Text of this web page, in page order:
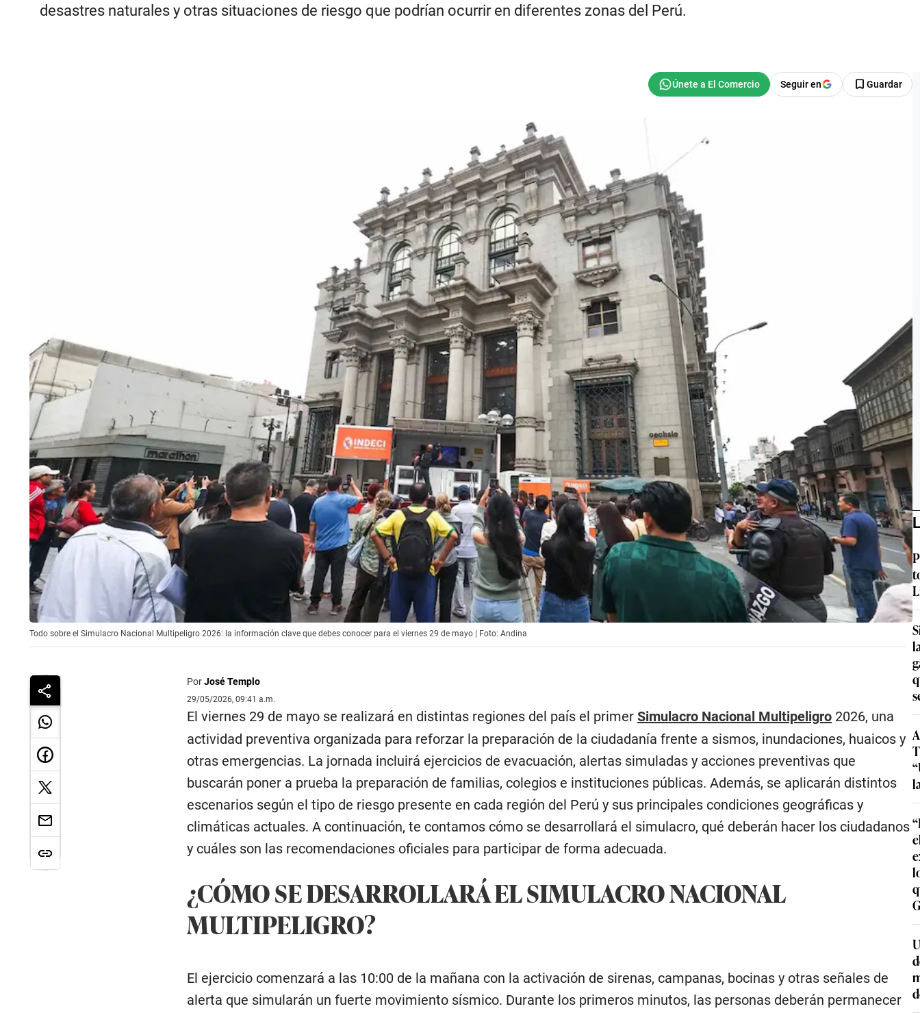
desastres naturales y otras situaciones de riesgo que podrían ocurrir en diferentes zonas del Perú.
Seguir en Guardar
Todo sobre el Simulacro Nacional Multipeligro 2026: la información clave que debes conocer para el viernes 29 de mayo | Foto: Andina
PorJosé Templo
29/05/2026, 09:41 a.m.
El viernes 29 de mayo se realizará en distintas regiones del país el primerSimulacro Nacional Multipeligro 2026, una
actividad preventiva organizada para reforzar la preparación de la ciudadanía frente a sismos, inundaciones, huaicos y
otras emergencias. La jornada incluirá ejercicios de evacuación, alertas simuladas y acciones preventivas que
buscarán poner a prueba la preparación de familias, colegios e instituciones públicas. Además, se aplicarán distintos
escenarios según el tipo de riesgo presente en cada región del Perú y sus principales condiciones geográficas y
climáticas actuales. A continuación, te contamos cómo se desarrollará el simulacro, qué deberán hacer los ciudadanos
y cuáles son las recomendaciones oficiales para participar de forma adecuada.
¿CÓMO SE DESARROLLARÁ EL SIMULACRO NACIONAL
MULTIPELIGRO?
El ejercicio comenzará a las 10:00 de la mañana con la activación de sirenas, campanas, bocinas y otras señales de
alerta que simularán un fuerte movimiento sísmico. Durante los primeros minutos, las personas deberán permanecer